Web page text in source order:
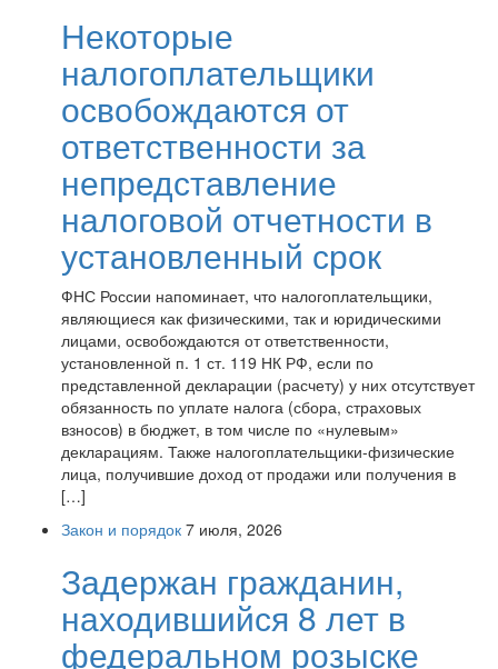
Некоторые
налогоплательщики
освобождаются от
ответственности за
непредставление
налоговой отчетности в
установленный срок
ФНС России напоминает, что налогоплательщики,
являющиеся как физическими, так и юридическими
лицами, освобождаются от ответственности,
установленной п. 1 ст. 119 НК РФ, если по
представленной декларации (расчету) у них отсутствует
обязанность по уплате налога (сбора, страховых
взносов) в бюджет, в том числе по «нулевым»
декларациям. Также налогоплательщики-физические
лица, получившие доход от продажи или получения в
[…]
Закон и порядок 7 июля, 2026
Задержан гражданин,
находившийся 8 лет в
федеральном розыске